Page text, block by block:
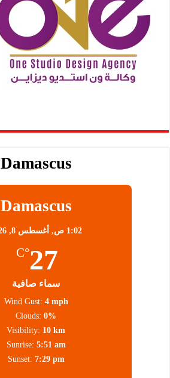
Damascus
Damascus
1:02 ص, أغسطس 8, 2026
27
°C
سماء صافية
Wind Gust: 4 mph
Clouds: 0%
Visibility: 10 km
Sunrise: 5:51 am
Sunset: 7:29 pm